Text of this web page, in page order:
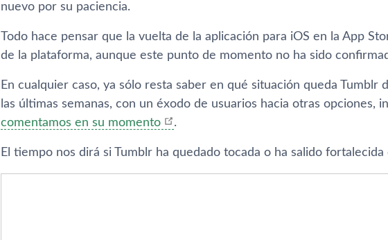
nuevo por su paciencia.
Todo hace pensar que la vuelta de la aplicación para iOS en la App
de la plataforma, aunque este punto de momento no ha sido
En cualquier caso, ya sólo resta saber en qué situación queda Tumblr
las últimas semanas, con un éxodo de usuarios hacia otras opciones,
comentamos en su momento
.
El tiempo nos dirá si Tumblr ha quedado tocada o ha salido